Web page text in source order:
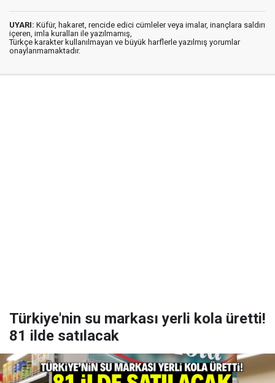
UYARI: Küfür, hakaret, rencide edici cümleler veya imalar, inançlara saldırı
içeren, imla kuralları ile yazılmamış,
Türkçe karakter kullanılmayan ve büyük harflerle yazılmış yorumlar
onaylanmamaktadır.
Türkiye'nin su markası yerli kola üretti!
81 ilde satılacak